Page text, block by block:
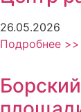
26.05.2026
Подробнее >>